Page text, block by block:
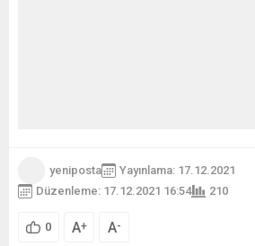
yeniposta
Yayınlama: 17.12.2021
Düzenleme: 17.12.2021 16:54
210
0 A+ A-